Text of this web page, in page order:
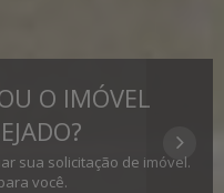
O IMÓVEL
sua solicitação de imóvel.
você.